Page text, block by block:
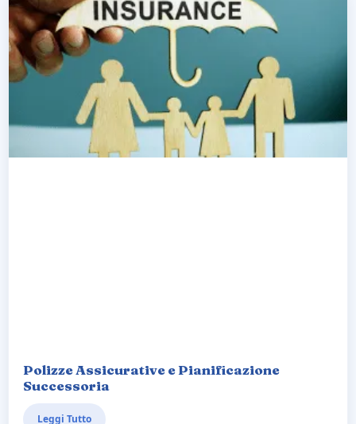
Polizze Assicurative e Pianificazione
Successoria
Leggi Tutto